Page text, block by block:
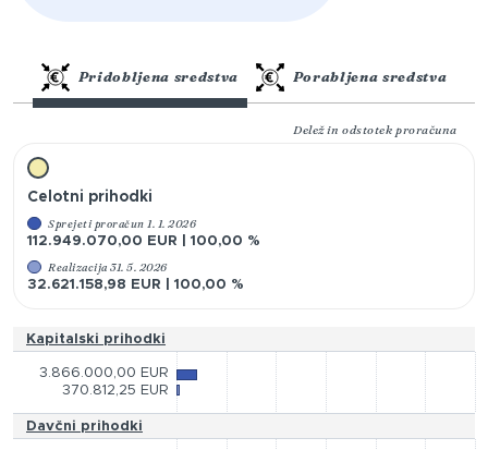
Pridobljena sredstva Porabljena sredstva
Delež in odstotek proračuna
Celotni prihodki
Sprejeti proračun 1. 1. 2026
112.949.070,00 EUR | 100,00 %
Realizacija 31. 5. 2026
32.621.158,98 EUR | 100,00 %
Kapitalski prihodki
3.866.000,00 EUR
370.812,25 EUR
Davčni prihodki